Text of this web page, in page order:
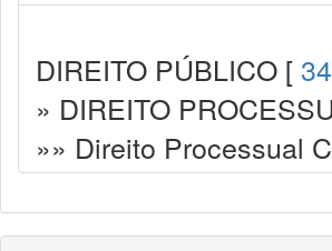
DIREITO PÚBLICO [
» DIREITO
»» Direito Processual